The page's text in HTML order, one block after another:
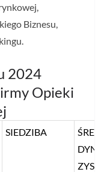
Biznesu,
2024
Opieki
SIEDZIBA